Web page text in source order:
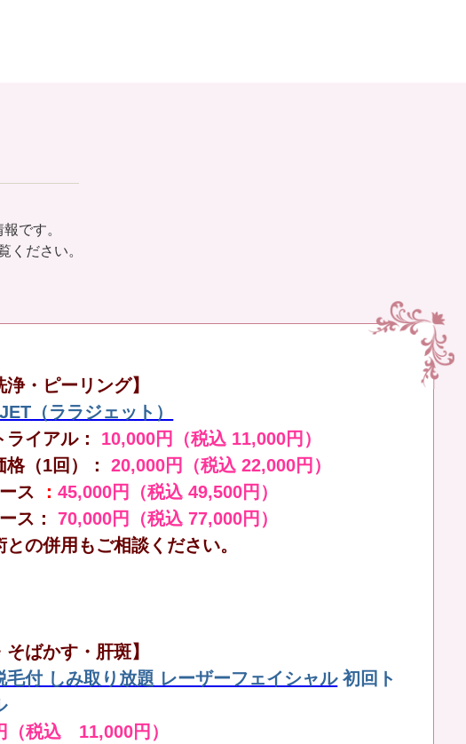
です。
ください。
浄・ピーリング】
（ララジェット）
ライアル： 10,000円（税込 11,000円）
格（1回）：
20,000円（税込 22,000円）
ス ：45,000円（税込 49,500円）
ス：
70,000円（税込 77,000円）
の併用もご相談ください。
そばかす・肝斑】
毛付 しみ取り放題 レーザーフェイシャル 初回ト
（税込 11,000円）